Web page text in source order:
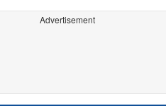
Advertisement